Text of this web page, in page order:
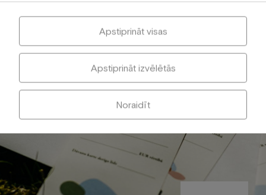
Noraidīt
Apstiprināt izvēlētās
Apstiprināt visas